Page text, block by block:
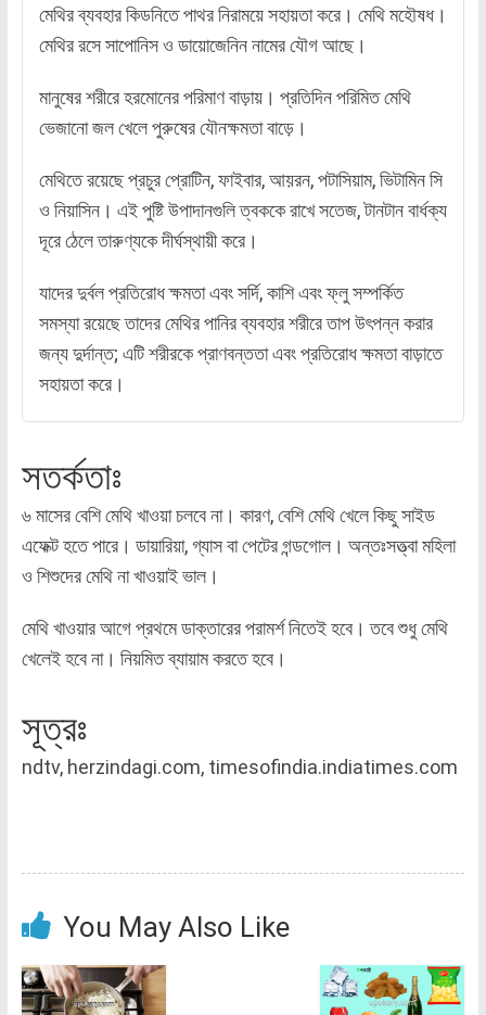
মেথির ব্যবহার কিডনিতে পাথর নিরাময়ে সহায়তা করে। মেথি মহৌষধ।
মেথির রসে সাপোনিস ও ডায়োজেনিন নামের যৌগ আছে।
মানুষের শরীরে হরমোনের পরিমাণ বাড়ায়। প্রতিদিন পরিমিত মেথি
ভেজানো জল খেলে পুরুষের যৌনক্ষমতা বাড়ে।
মেথিতে রয়েছে প্রচুর প্রোটিন, ফাইবার, আয়রন, পটাসিয়াম, ভিটামিন সি
ও নিয়াসিন। এই পুষ্টি উপাদানগুলি ত্বককে রাখে সতেজ, টানটান বার্ধক্য
দূরে ঠেলে তারুণ্যকে দীর্ঘস্থায়ী করে।
যাদের দুর্বল প্রতিরোধ ক্ষমতা এবং সর্দি, কাশি এবং ফ্লু সম্পর্কিত
সমস্যা রয়েছে তাদের মেথির পানির ব্যবহার শরীরে তাপ উৎপন্ন করার
জন্য দুর্দান্ত; এটি শরীরকে প্রাণবন্ততা এবং প্রতিরোধ ক্ষমতা বাড়াতে
সহায়তা করে।
সতর্কতাঃ
৬ মাসের বেশি মেথি খাওয়া চলবে না। কারণ, বেশি মেথি খেলে কিছু সাইড
এফেক্ট হতে পারে। ডায়ারিয়া, গ্যাস বা পেটের গন্ডগোল। অন্তঃসত্ত্বা মহিলা
ও শিশুদের মেথি না খাওয়াই ভাল।
মেথি খাওয়ার আগে প্রথমে ডাক্তারের পরামর্শ নিতেই হবে। তবে শুধু মেথি
খেলেই হবে না। নিয়মিত ব্যায়াম করতে হবে।
সূত্রঃ
ndtv, herzindagi.com, timesofindia.indiatimes.com
You May Also Like